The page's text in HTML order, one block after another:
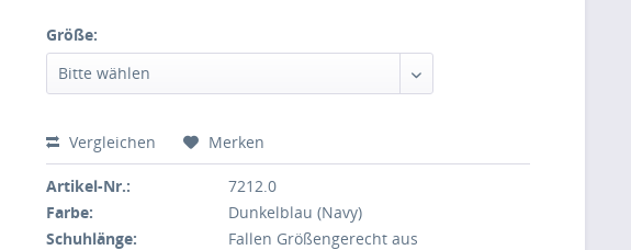
Größe:
Vergleichen Merken
Artikel-Nr.:
7212.0
Farbe:
Dunkelblau (Navy)
Schuhlänge:
Fallen Größengerecht aus